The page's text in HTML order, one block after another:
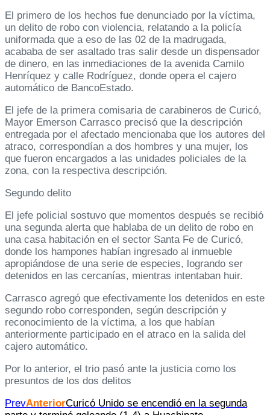
El primero de los hechos fue denunciado por la víctima,
un delito de robo con violencia, relatando a la policía
uniformada que a eso de las 02 de la madrugada,
acababa de ser asaltado tras salir desde un dispensador
de dinero, en las inmediaciones de la avenida Camilo
Henríquez y calle Rodríguez, donde opera el cajero
automático de BancoEstado.
El jefe de la primera comisaria de carabineros de Curicó,
Mayor Emerson Carrasco precisó que la descripción
entregada por el afectado mencionaba que los autores del
atraco, correspondían a dos hombres y una mujer, los
que fueron encargados a las unidades policiales de la
zona, con la respectiva descripción.
Segundo delito
El jefe policial sostuvo que momentos después se recibió
una segunda alerta que hablaba de un delito de robo en
una casa habitación en el sector Santa Fe de Curicó,
donde los hampones habían ingresado al inmueble
apropiándose de una serie de especies, logrando ser
detenidos en las cercanías, mientras intentaban huir.
Carrasco agregó que efectivamente los detenidos en este
segundo robo corresponden, según descripción y
reconocimiento de la víctima, a los que habían
anteriormente participado en el atraco en la salida del
cajero automático.
Por lo anterior, el trio pasó ante la justicia como los
presuntos de los dos delitos
PrevAnteriorCuricó Unido se encendió en la segunda